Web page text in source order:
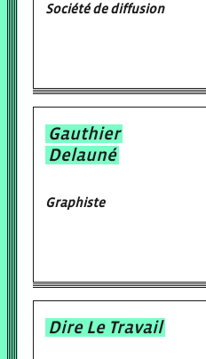
Société de diffusion
Gauthier
Delauné
Graphiste
Dire Le Travail